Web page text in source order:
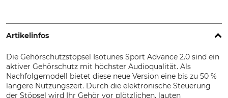
Artikelinfos
Die Gehörschutzstöpsel Isotunes Sport Advance 2.0 sind ein
aktiver Gehörschutz mit höchster Audioqualität. Als
Nachfolgemodell bietet diese neue Version eine bis zu 50 %
längere Nutzungszeit. Durch die elektronische Steuerung
der Stöpsel wird Ihr Gehör vor plötzlichen, lauten